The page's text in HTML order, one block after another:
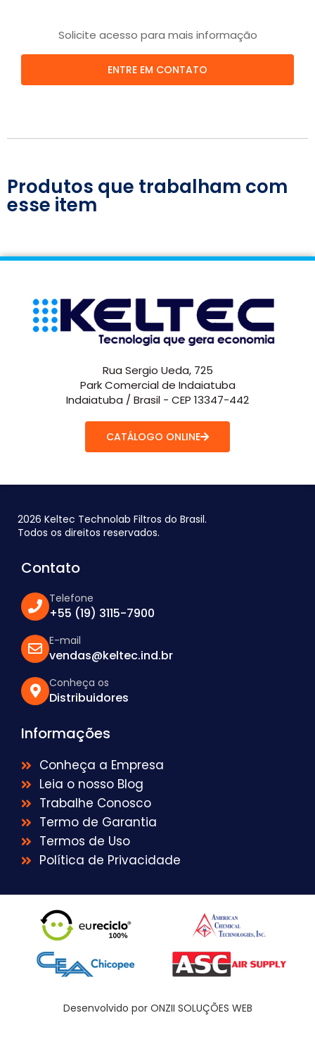
Solicite acesso para mais informação
ENTRE EM CONTATO
Produtos que trabalham com
esse item
Rua Sergio Ueda, 725
Park Comercial de Indaiatuba
Indaiatuba / Brasil - CEP 13347-442
CATÁLOGO ONLINE
2026 Keltec Technolab Filtros do Brasil.
Todos os direitos reservados.
Contato
Telefone
+55 (19) 3115-7900
E-mail
vendas@keltec.ind.br
Conheça os
Distribuidores
Informações
Conheça a Empresa
Leia o nosso Blog
Trabalhe Conosco
Termo de Garantia
Termos de Uso
Política de Privacidade
Desenvolvido por ONZII SOLUÇÕES WEB